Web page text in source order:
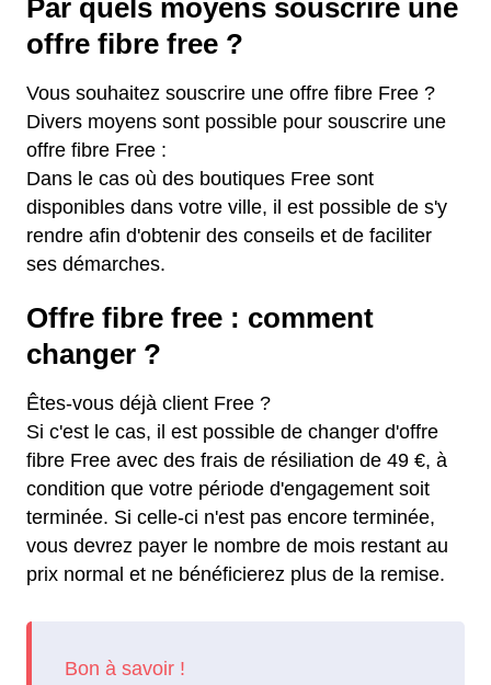
Par quels moyens souscrire une
offre fibre free ?
Vous souhaitez souscrire une offre fibre Free ?
Divers moyens sont possible pour souscrire une
offre fibre Free :
Dans le cas où des boutiques Free sont
disponibles dans votre ville, il est possible de s'y
rendre afin d'obtenir des conseils et de faciliter
ses démarches.
Offre fibre free : comment
changer ?
Êtes-vous déjà client Free ?
Si c'est le cas, il est possible de changer d'offre
fibre Free avec des frais de résiliation de 49 €, à
condition que votre période d'engagement soit
terminée. Si celle-ci n'est pas encore terminée,
vous devrez payer le nombre de mois restant au
prix normal et ne bénéficierez plus de la remise.